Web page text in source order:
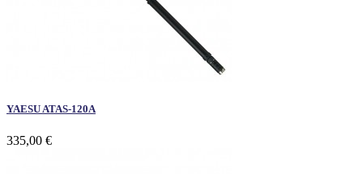
YAESU ATAS-120A
335,00 €